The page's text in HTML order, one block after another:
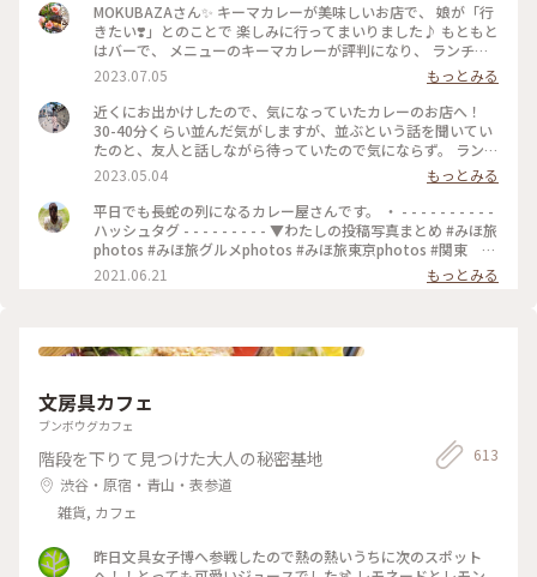
MOKUBAZAさん✨ キーマカレーが美味しいお店で、 娘が「行
きたい❣️」とのことで 楽しみに行ってまいりました♪ もともと
はバーで、 メニューのキーマカレーが評判になり、 ランチタ
イムも営業するようになったとのことです。 20時間以上かけ
て作るキーマカレーは 本当に味わい深くてスパイスたっぷり
で とても美味しいです✨ さらに、小麦粉、化学調味料、人工
添加物 なども入っていないそうで、 身体にも優しいカレーで
す(o^^o) 私たちは、チーズキーマカレーを マンゴーラッシー
と一緒にいただきました♡ モッツァレラチーズがとろ〜り✨
とても美味しかったです❣️ 他にもナッツキーマカレーや、 コリ
アンダーキーマカレー、 アボカドキーマカレーなどなど💕 次
にうかがうのが楽しみになりました•*¨*•.¸¸♡ ★山手線原宿駅
より徒歩9分 ★副都心線北参道駅より徒歩6分 ★総武線千駄ヶ
谷駅より徒歩10分 ★大江戸線国立競技場駅より徒歩10分
#MOKUBAZA #私のことりっぷ旅 #ランチ #チーズキーマカレ
2023.07.05
もっとみる
近くにお出かけしたので、気になっていたカレーのお店へ！
30-40分くらい並んだ気がしますが、並ぶという話を聞いてい
たのと、友人と話しながら待っていたので気にならず。 ランチ
は14時までらしいですが、その時間までに並んでいたら入れる
みたいです🙆🏻‍♀️ 私は、焼きエッグキーマカレー（Sサイズ
¥1,280）をいただきました🍛 熱々で、少し辛めですが、私の
好みの辛さでした（辛いのが苦手な友人は苦労してました😂）
何より、スパイスの香りが最高でした！！ これは行列ができ
るな、、という感じです。 帰宅しても、まだ香りが残っててま
た食べたくなってます😂💓 #MOKUBAZA #カレー #キーマカレ
2023.05.04
もっとみる
平日でも長蛇の列になるカレー屋さんです。 ・ - - - - - - - - - -
ハッシュタグ - - - - - - - - - ▼わたしの投稿写真まとめ #みほ旅
photos #みほ旅グルメphotos #みほ旅東京photos #関東 #
東京都 #東京 #表参道 #東京カフェ #カレー #チーズカレ
ー #モクバザ #MOKUBAZA #夏色さがし - - - - - - - - - - - - - -
2021.06.21 もっとみる
文房具カフェ
ブンボウグカフェ
階段を下りて見つけた大人の秘密基地
渋谷・原宿・青山・表参道
雑貨, カフェ
613
昨日文具女子博へ参戦したので熱の熱いうちに次のスポット